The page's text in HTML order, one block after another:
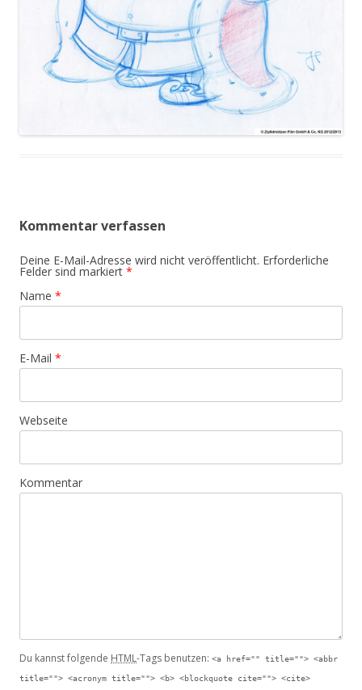
Kommentar verfassen
Deine E-Mail-Adresse wird nicht veröffentlicht. Erforderliche
Felder sind markiert *
Name *
E-Mail *
Webseite
Kommentar
Du kannst folgende HTML-Tags benutzen: <a href="" title=""> <abbr
title=""> <acronym title=""> <b> <blockquote cite=""> <cite>